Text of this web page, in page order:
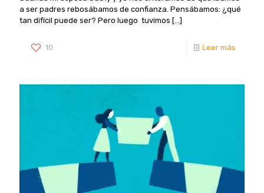
a ser padres rebosábamos de confianza. Pensábamos: ¿qué
tan difícil puede ser? Pero luego tuvimos […]
10 Leer más